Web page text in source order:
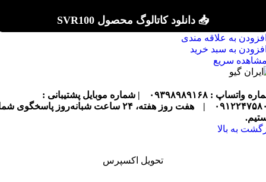
📥 دانلود کاتالوگ محصول SVR100
به علاقه مندی
به سبد خرید
سریع
واتساپ : ۰۹۳۹۸۹۸۹۱۶۸
| شماره موبایل پشتیبانی :
|
هفت روز هفته، ۲۴ ساعت شبانه‌روز پاسخگوی
به بالا
تحویل اکسپرس